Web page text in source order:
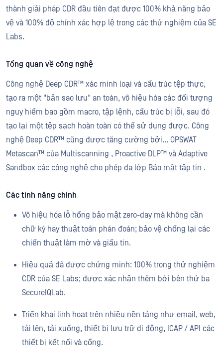
thành giải pháp CDR đầu tiên đạt được 100% khả năng bảo
vệ và 100% độ chính xác hợp lệ trong các thử nghiệm của SE
Labs.
Tổng quan về công nghệ
Công nghệ Deep CDR™ xác minh loại và cấu trúc tệp thực,
tạo ra một "bản sao lưu" an toàn, vô hiệu hóa các đối tượng
nguy hiểm bao gồm macro, tập lệnh, cấu trúc bị lỗi, sau đó
tạo lại một tệp sạch hoàn toàn có thể sử dụng được. Công
nghệ Deep CDR™ cũng được tăng cường bởi... OPSWAT
Metascan™ của Multiscanning , Proactive DLP™ và Adaptive
Sandbox các công nghệ cho phép đa lớp Bảo mật tập tin .
Các tính năng chính
Vô hiệu hóa lỗ hổng bảo mật zero-day mà không cần
chữ ký hay thuật toán phán đoán; bảo vệ chống lại các
chiến thuật làm mờ và giấu tin.
Hiệu quả đã được chứng minh: 100% trong thử nghiệm
CDR của SE Labs; được xác nhận thêm bởi bên thứ ba
SecureIQLab.
Triển khai linh hoạt trên nhiều nền tảng như email, web,
tải lên, tải xuống, thiết bị lưu trữ di động, ICAP / API các
thiết bị kết nối và cổng.